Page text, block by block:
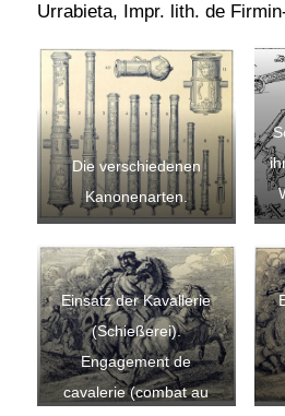
Urrabieta, Impr. lith. de
Die verschiedenen
Kanonenarten.
Einsatz der Kavallerie
(Schießerei).
Engagement de
cavalerie (combat au